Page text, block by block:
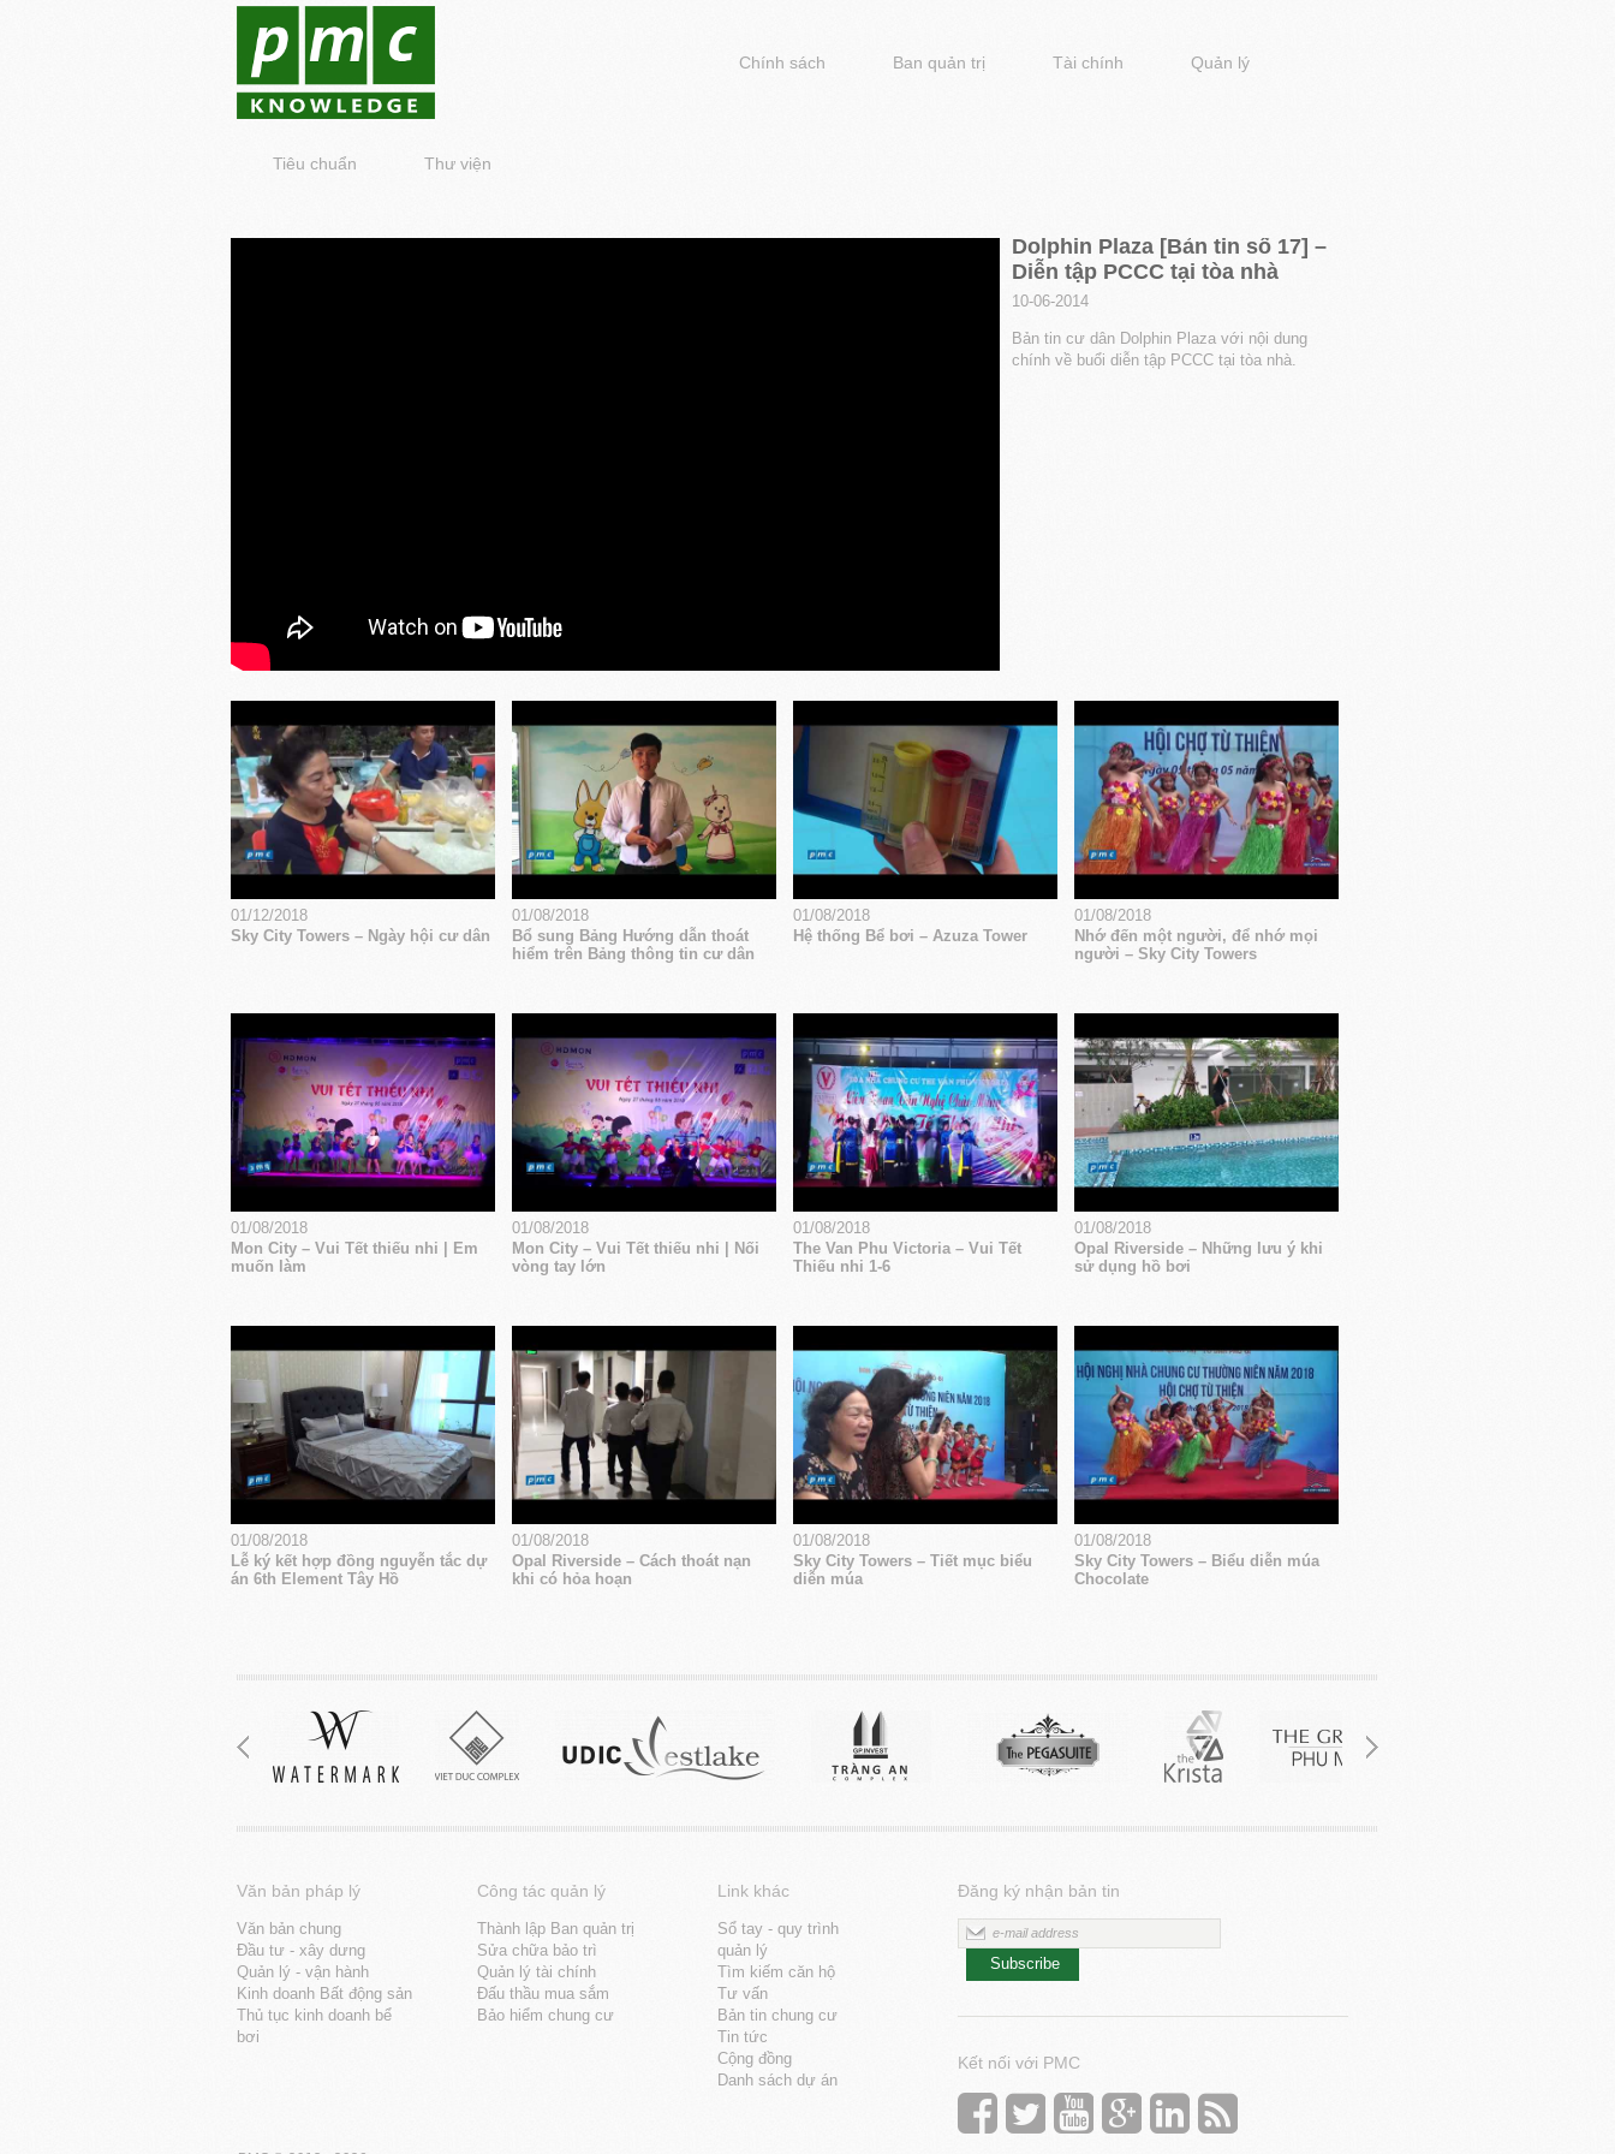
Chính sách Ban quản trị Tài chính Quản lý
Tiêu chuẩn Thư viện
Dolphin Plaza [Bản tin số 17] –
Diễn tập PCCC tại tòa nhà
10-06-2014
Bản tin cư dân Dolphin Plaza với nội dung
chính về buổi diễn tập PCCC tại tòa nhà.
01/12/2018
Sky City Towers – Ngày hội cư dân
01/08/2018
Bổ sung Bảng Hướng dẫn thoát
hiểm trên Bảng thông tin cư dân
01/08/2018
Hệ thống Bể bơi – Azuza Tower
01/08/2018
Nhớ đến một người, để nhớ mọi
người – Sky City Towers
01/08/2018
Mon City – Vui Tết thiếu nhi | Em
muốn làm
01/08/2018
Mon City – Vui Tết thiếu nhi | Nối
vòng tay lớn
01/08/2018
The Van Phu Victoria – Vui Tết
Thiếu nhi 1-6
01/08/2018
Opal Riverside – Những lưu ý khi
sử dụng hồ bơi
01/08/2018
Lễ ký kết hợp đồng nguyễn tắc dự
án 6th Element Tây Hồ
01/08/2018
Opal Riverside – Cách thoát nạn
khi có hỏa hoạn
01/08/2018
Sky City Towers – Tiết mục biểu
diễn múa
01/08/2018
Sky City Towers – Biểu diễn múa
Chocolate
Văn bản pháp lý
Văn bản chung
Đầu tư - xây dưng
Quản lý - vận hành
Kinh doanh Bất động sản
Thủ tục kinh doanh bể
bơi
Công tác quản lý
Thành lập Ban quản trị
Sửa chữa bảo trì
Quản lý tài chính
Đấu thầu mua sắm
Bảo hiểm chung cư
Link khác
Sổ tay - quy trình
quản lý
Tìm kiếm căn hộ
Tư vấn
Bản tin chung cư
Tin tức
Cộng đồng
Danh sách dự án
Đăng ký nhận bản tin
Subscribe
Kết nối với PMC